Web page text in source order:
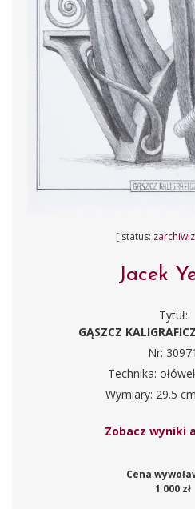
[ status:
Jacek
Tytuł:
GĄSZCZ
Nr: 30971
Technika:
Wymiary: 29.5
Zobacz wyniki
Cena
1 000 zł